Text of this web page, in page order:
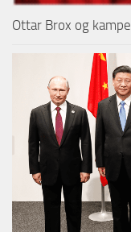
Ottar Brox og